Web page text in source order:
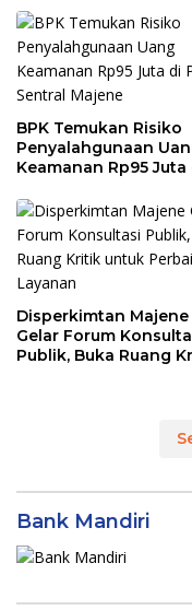
BPK Temukan Risiko
Penyalahgunaan
Keamanan Rp95 Juta
Disperkimtan Majene
Gelar Forum
Publik, Buka Ruang
Bank Mandiri